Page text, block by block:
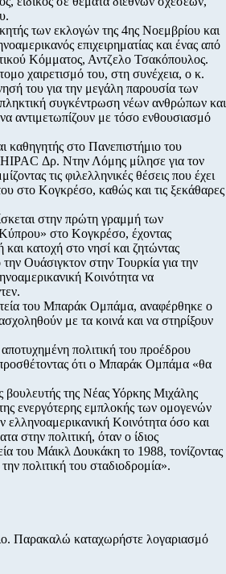
των εκλογών της 4ης Νοεμβρίου και
επιχειρηματίας και ένας από
Κόμματος, Αντζελο Τσακόπουλος.
χαιρετισμό του, στη συνέχεια, ο κ.
του για την μεγάλη παρουσία των
συγκέντρωση νέων ανθρώπων και
αντιμετωπίζουν με τόσο ενθουσιασμό
καθηγητής στο Πανεπιστήμιο του
Δρ. Ντην Λόμης μίλησε για τον
τις φιλελληνικές θέσεις που έχει
στο Κογκρέσο, καθώς και τις ξεκάθαρες
στην πρώτη γραμμή των
στο Κογκρέσο, έχοντας
κατοχή στο νησί και ζητώντας
Ουάσιγκτον στην Τουρκία για την
Κοινότητα να
του Μπαράκ Ομπάμα, αναφέρθηκε ο
με τα κοινά και να στηρίξουν
πολιτική του προέδρου
ότι ο Μπαράκ Ομπάμα «θα
βουλευτής της Νέας Υόρκης Μιχάλης
ενεργότερης εμπλοκής των ομογενών
ελληνοαμερικανική Κοινότητα όσο και
στην πολιτική, όταν ο ίδιος
του Μάικλ Δουκάκη το 1988, τονίζοντας
πολιτική του σταδιοδρομία».
Παρακαλώ καταχωρήστε λογαριασμό